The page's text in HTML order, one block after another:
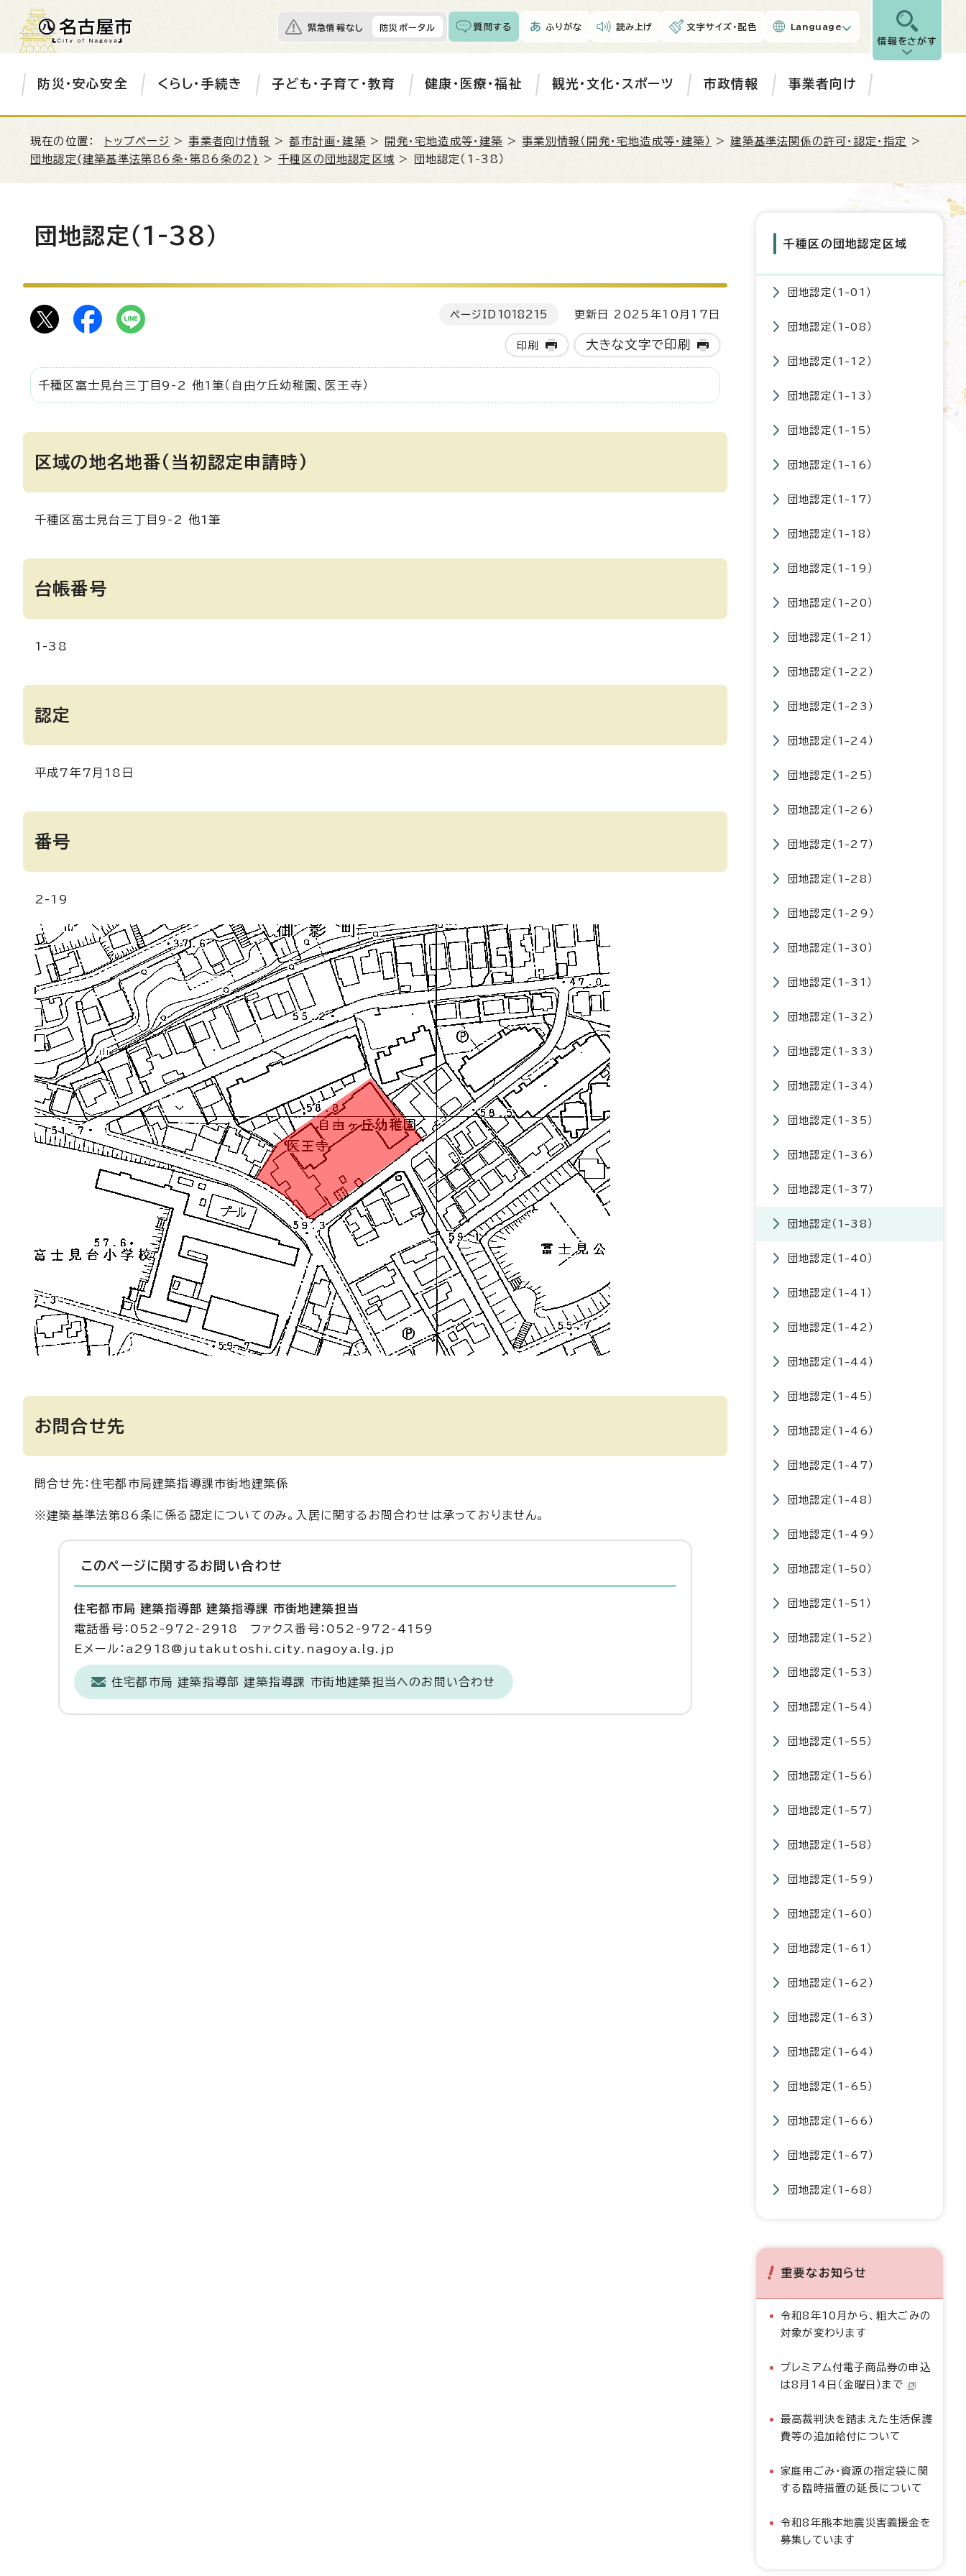
緊急情報なし 防災ポータル 質問する ふりがな 読み上げ 文字サイズ・配色 Language
情報をさがす
防災・安心安全 くらし・手続き 子ども・子育て・教育 健康・医療・福祉 観光・文化・スポーツ 市政情報 事業者向け
現在の位置： トップページ >事業者向け情報 >都市計画・建築 > 開発・宅地造成等・建築 >事業別情報（開発・宅地造成等・建築） >建築基準法関係の許可・認定・指定
>
団地認定(建築基準法第86条・第86条の2)
>千種区の団地認定区域 > 団地認定（1-38）
団地認定（1-38）
ページID 1018215 更新日 2025年10月17日
印刷 大きな文字で印刷
千種区富士見台三丁目9-2 他1筆（自由ケ丘幼稚園、医王寺）
区域の地名地番(当初認定申請時)
千種区富士見台三丁目9-2 他1筆
台帳番号
1-38
認定
平成7年7月18日
番号
2-19
お問合せ先
問合せ先：住宅都市局建築指導課市街地建築係
※建築基準法第86条に係る認定についてのみ。入居に関するお問合わせは承っておりません。
このページに関する お問い合わせ
住宅都市局 建築指導部 建築指導課 市街地建築担当
電話番号：052-972-2918 ファクス番号：052-972-4159
Eメール：a2918@jutakutoshi.city.nagoya.lg.jp
住宅都市局 建築指導部 建築指導課 市街地建築担当へのお問い合わせ
千種区の団地認定区域
団地認定（1-01）
団地認定（1-08）
団地認定（1-12）
団地認定（1-13）
団地認定（1-15）
団地認定（1-16）
団地認定（1-17）
団地認定（1-18）
団地認定（1-19）
団地認定（1-20）
団地認定（1-21）
団地認定（1-22）
団地認定（1-23）
団地認定（1-24）
団地認定（1-25）
団地認定（1-26）
団地認定（1-27）
団地認定（1-28）
団地認定（1-29）
団地認定（1-30）
団地認定（1-31）
団地認定（1-32）
団地認定（1-33）
団地認定（1-34）
団地認定（1-35）
団地認定（1-36）
団地認定（1-37）
団地認定（1-38）
団地認定（1-40）
団地認定（1-41）
団地認定（1-42）
団地認定（1-44）
団地認定（1-45）
団地認定（1-46）
団地認定（1-47）
団地認定（1-48）
団地認定（1-49）
団地認定（1-50）
団地認定（1-51）
団地認定（1-52）
団地認定（1-53）
団地認定（1-54）
団地認定（1-55）
団地認定（1-56）
団地認定（1-57）
団地認定（1-58）
団地認定（1-59）
団地認定（1-60）
団地認定（1-61）
団地認定（1-62）
団地認定（1-63）
団地認定（1-64）
団地認定（1-65）
団地認定（1-66）
団地認定（1-67）
団地認定（1-68）
重要なお知らせ
令和8年10月から、粗大ごみの
対象が変わります
プレミアム付電子商品券の申込
は8月14日（金曜日）まで
最高裁判決を踏まえた生活保護
費等の追加給付について
家庭用ごみ・資源の指定袋に関
する臨時措置の延長について
令和8年熊本地震災害義援金を
募集しています